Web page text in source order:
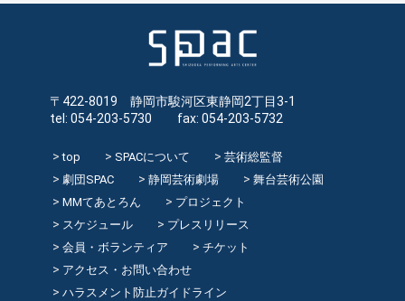
〒422-8019 静岡市駿河区東静岡2丁目3-1
tel: 054-203-5730 fax: 054-203-5732
top SPACについて
芸術総監督
劇団SPAC
静岡芸術劇場
舞台芸術公園
MMてあとろん
プロジェクト
スケジュール
プレスリリース
会員・ボランティア
チケット
アクセス・お問い合わせ
ハラスメント防止ガイドライン